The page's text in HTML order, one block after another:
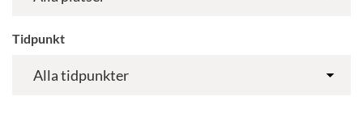
Tidpunkt